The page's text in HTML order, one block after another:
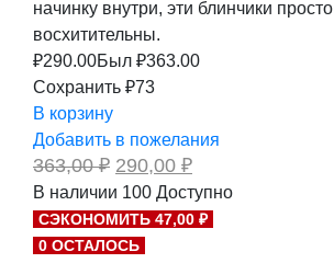
начинку внутри, эти блинчики просто
восхитительны.
₽290.00Был ₽363.00
Сохранить ₽73
В корзину
Добавить в пожелания
363,00₽ Первоначальная
цена
составляла
363,00 ₽.
290,00 ₽Текущая
цена:
290,00 ₽.
В наличии 100 Доступно
СЭКОНОМИТЬ 47,00 ₽
0 ОСТАЛОСЬ